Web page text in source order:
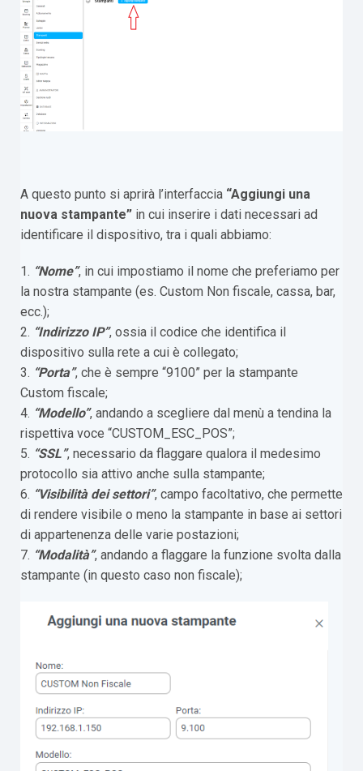
A questo punto si aprirà l’interfaccia “Aggiungi una
nuova stampante” in cui inserire i dati necessari ad
identificare il dispositivo, tra i quali abbiamo:
1. “Nome”, in cui impostiamo il nome che preferiamo per
la nostra stampante (es. Custom Non fiscale, cassa, bar,
ecc.);
2. “Indirizzo IP”, ossia il codice che identifica il
dispositivo sulla rete a cui è collegato;
3. “Porta”, che è sempre “9100” per la stampante
Custom fiscale;
4. “Modello”, andando a scegliere dal menù a tendina la
rispettiva voce “CUSTOM_ESC_POS”;
5. “SSL”, necessario da flaggare qualora il medesimo
protocollo sia attivo anche sulla stampante;
6. “Visibilità dei settori”, campo facoltativo, che permette
di rendere visibile o meno la stampante in base ai settori
di appartenenza delle varie postazioni;
7. “Modalità”, andando a flaggare la funzione svolta dalla
stampante (in questo caso non fiscale);